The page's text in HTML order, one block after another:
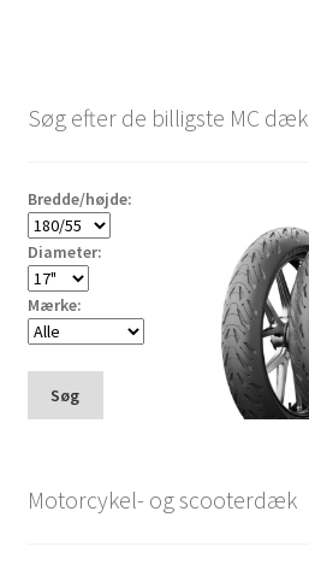
Søg efter de billigste MC dæk
Bredde/højde:
Diameter:
Mærke:
Søg
Motorcykel- og scooterdæk